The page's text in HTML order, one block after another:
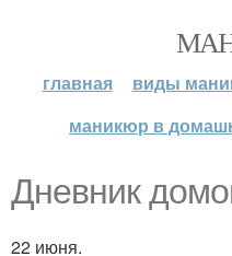
главная виды
маникюр в
Дневник
22 июня.